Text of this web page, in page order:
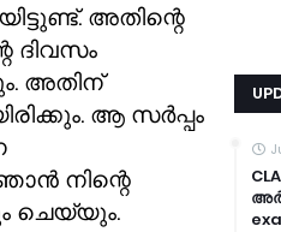
അതിന്റെ
ദിവസം
അതിന്
ആ സർപ്പം
നിന്റെ
ചെയ്യും.